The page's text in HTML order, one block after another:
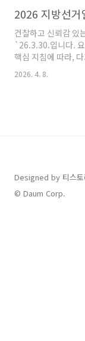
2026 지방선거
건찰하고 신뢰감 있
`26.3.30.입니다.
핵심 지침에 따라,
방선거일 휴무와 관
립니다.2026년 지방
의한 선거일은 공휴
이상 사업장에서 근
연차 사용 없이 유급
됩니다. 다만 현행법
2026. 4. 8.
Designed by 티스토
© Daum Corp.